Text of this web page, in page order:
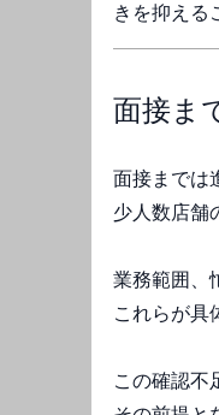
きを抑える
面接ま
面接までは
少人数店舗
業務範囲、
これらが具
この確認不